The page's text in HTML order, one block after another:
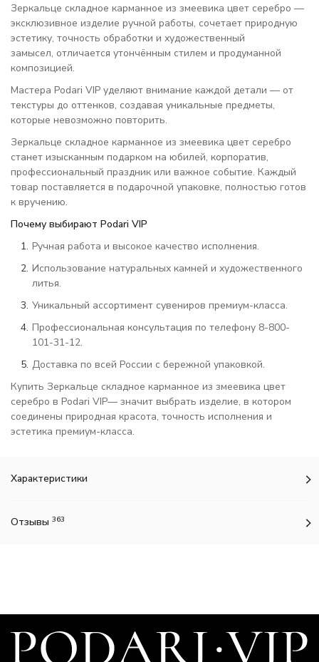
Зеркальце складное карманное из змеевика цвет серебро —
эксклюзивное изделие ручной работы, сочетает природную
эстетику, точность обработки и художественный
замысел, отличается утончённым стилем и продуманной
композицией.
Мастера Podari VIP уделяют внимание каждой детали — от
текстуры до оттенков, создавая уникальные предметы,
которые невозможно повторить.
Зеркальце складное карманное из змеевика цвет серебро
станет изысканным подарком на юбилей, корпоратив,
профессиональный праздник или важное событие. Каждый
товар поставляется в подарочной упаковке, полностью готов
к вручению.
Почему выбирают Podari VIP
Ручная работа и высокое качество исполнения.
Использование натуральных камней и художественного
литья.
Уникальный ассортимент сувениров премиум-класса.
Профессиональная консультация по телефону 8-800-
101-31-12.
Доставка по всей России с бережной упаковкой.
Купить Зеркальце складное карманное из змеевика цвет
серебро в Podari VIP— значит выбрать изделие, в котором
соединены природная красота, точность исполнения и
эстетика премиум-класса.
Характеристики
Отзывы 363